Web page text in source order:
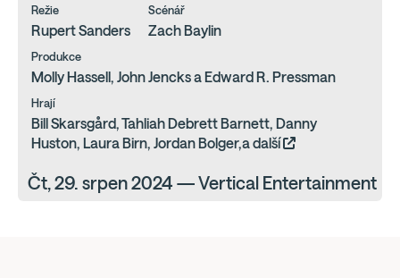
Režie
Rupert Sanders
Scénář
Zach Baylin
Produkce
Molly Hassell, John Jencks a Edward R. Pressman
Hrají
Bill Skarsgård, Tahliah Debrett Barnett, Danny
Huston, Laura Birn, Jordan Bolger,a další
Čt, 29. srpen 2024 — Vertical Entertainment